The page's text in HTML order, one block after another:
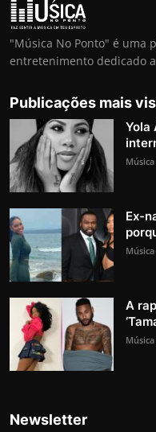
"Música No Ponto" é uma
entretenimento dedicado
Publicações mais
Yola
Ex-
A
Newsletter